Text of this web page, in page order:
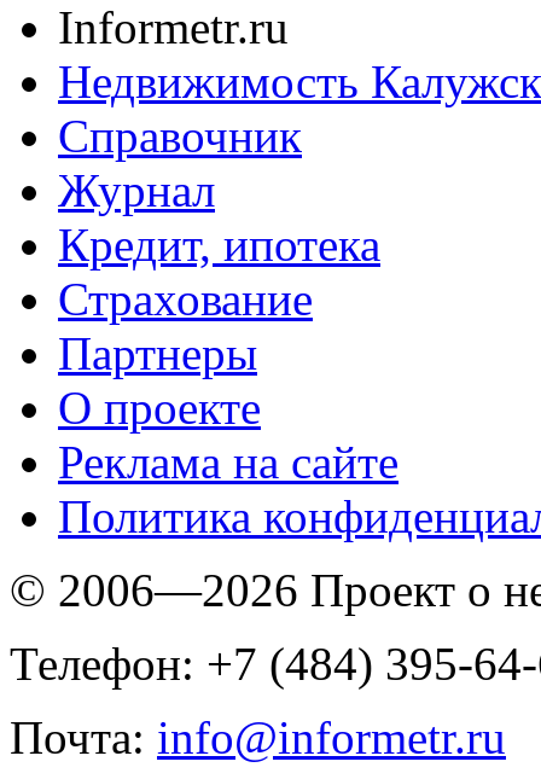
Informetr.ru
Недвижимость
Справочник
Журнал
Кредит, ипотека
Страхование
Партнеры
O проекте
Реклама на сайте
Политика
© 2006—2026 Проект о
Телефон: +7 (484) 395-
Почта: info@informetr.ru